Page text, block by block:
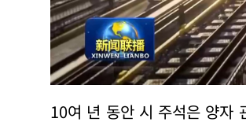
10여 년 동안 시 주석은 양자